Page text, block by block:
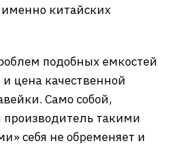
китайских
подобных емкостей
цена качественной
Само собой,
такими
себя не обременяет и